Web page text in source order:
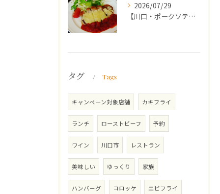
2026/07/29
【川口・ポークソテー】ランチ・ディナーにおススメの週替わりメ...
タグ Tags
キャンペーン対象店舗 カキフライ
ランチ ローストビーフ 予約
ワイン 川口市 レストラン
美味しい ゆっくり 家族
ハンバーグ コロッケ エビフライ